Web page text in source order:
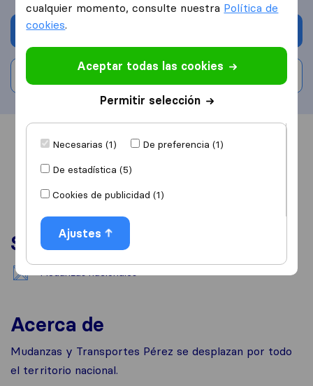
Escribe una valoración
Información Valoraciones
Servicios
Mudanzas nacionales
Acerca de
Mudanzas y Transportes Pérez se desplazan por todo
el territorio nacional.
cualquier momento, consulte nuestra Política de
cookies.
Aceptar todas las cookies
Permitir selección
Necesarias (1)
De preferencia (1)
De estadística (5)
Cookies de publicidad (1)
Ajustes